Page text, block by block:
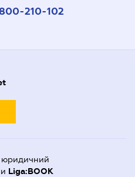
210-102
юридичний
Liga:BOOK